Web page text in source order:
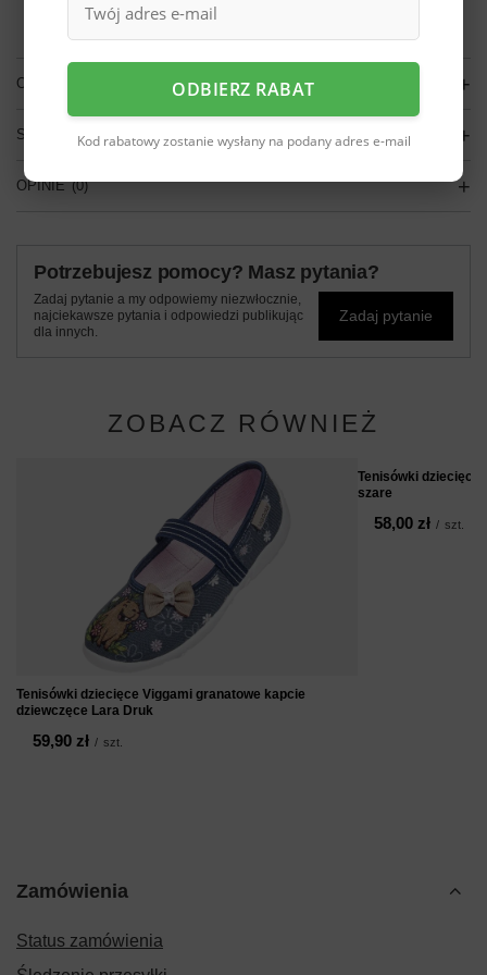
Więcej informacji.
OPIS
SZCZEGÓŁOWE DANE
OPINIE (0)
Potrzebujesz pomocy? Masz pytania?
Zadaj pytanie a my odpowiemy niezwłocznie,
najciekawsze pytania i odpowiedzi publikując
dla innych.
Zadaj pytanie
ZOBACZ RÓWNIEŻ
Tenisówki dziecięce Viggami granatowe kapcie
dziewczęce Lara Druk
59,90 zł / szt.
Tenisówki dziecięce
szare
58,00 zł / szt.
Zamówienia
Status zamówienia
ODBIERZ RABAT
Kod rabatowy zostanie wysłany na podany adres e-mail